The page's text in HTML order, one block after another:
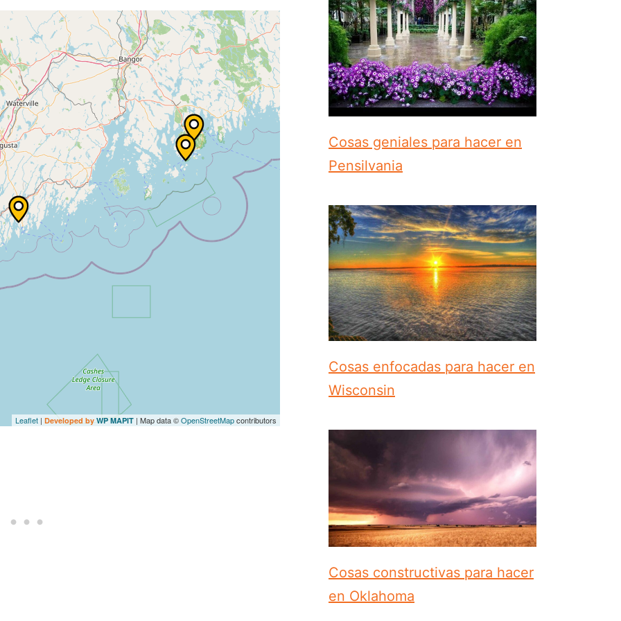
Leaflet | Developed by WP MAPIT | Map data ©OpenStreetMapcontributors
Cosas geniales para hacer en
Pensilvania
Cosas enfocadas para hacer en
Wisconsin
Cosas constructivas para hacer
en Oklahoma